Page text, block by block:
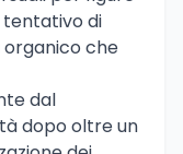
tentativo di
che
dal
dopo oltre un